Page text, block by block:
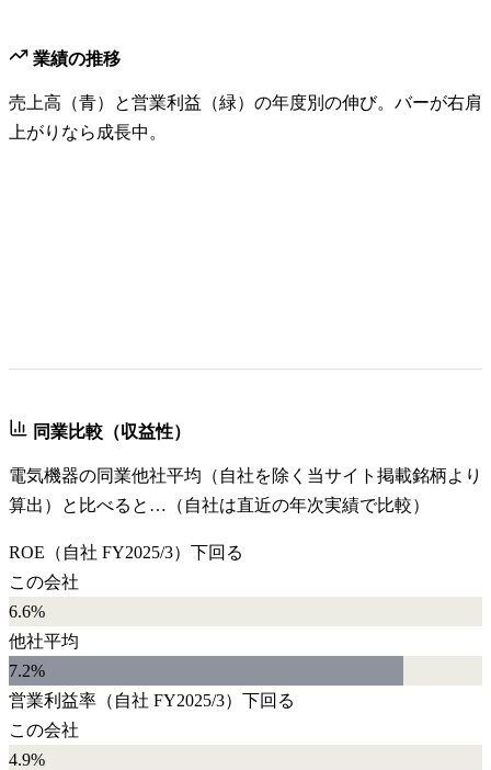
業績の推移
売上高（青）と営業利益（緑）の年度別の伸び。バーが右肩
上がりなら成長中。
同業比較（収益性）
電気機器の同業他社平均（自社を除く当サイト掲載銘柄より
算出）と比べると…（自社は直近の年次実績で比較）
ROE （自社 FY2025/3） 下回る
この会社
6.6%
他社平均
7.2%
営業利益率 （自社 FY2025/3） 下回る
この会社
4.9%